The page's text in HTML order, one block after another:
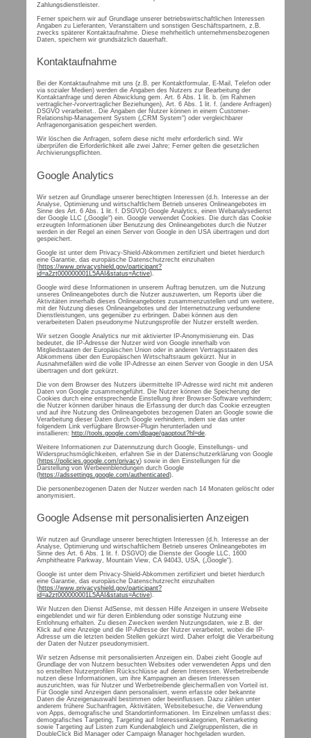
Zahlungsdienstleister.
Ferner speichern wir auf Grundlage unserer betriebswirtschaftlichen Interessen
Angaben zu Lieferanten, Veranstaltern und sonstigen Geschäftspartnern, z.B.
zwecks späterer Kontaktaufnahme. Diese mehrheitlich unternehmensbezogenen
Daten, speichern wir grundsätzlich dauerhaft.
Kontaktaufnahme
Bei der Kontaktaufnahme mit uns (z.B. per Kontaktformular, E-Mail, Telefon oder
via sozialer Medien) werden die Angaben des Nutzers zur Bearbeitung der
Kontaktanfrage und deren Abwicklung gem. Art. 6 Abs. 1 lit. b. (im Rahmen
vertraglicher-/vorvertraglicher Beziehungen), Art. 6 Abs. 1 lit. f. (andere Anfragen)
DSGVO verarbeitet.. Die Angaben der Nutzer können in einem Customer-
Relationship-Management System („CRM System“) oder vergleichbarer
Anfragenorganisation gespeichert werden.
Wir löschen die Anfragen, sofern diese nicht mehr erforderlich sind. Wir
überprüfen die Erforderlichkeit alle zwei Jahre; Ferner gelten die gesetzlichen
Archivierungspflichten.
Google Analytics
Wir setzen auf Grundlage unserer berechtigten Interessen (d.h. Interesse an der
Analyse, Optimierung und wirtschaftlichem Betrieb unseres Onlineangebotes im
Sinne des Art. 6 Abs. 1 lit. f. DSGVO) Google Analytics, einen Webanalysedienst
der Google LLC („Google“) ein. Google verwendet Cookies. Die durch das Cookie
erzeugten Informationen über Benutzung des Onlineangebotes durch die Nutzer
werden in der Regel an einen Server von Google in den USA übertragen und dort
gespeichert.
Google ist unter dem Privacy-Shield-Abkommen zertifiziert und bietet hierdurch
eine Garantie, das europäische Datenschutzrecht einzuhalten
(https://www.privacyshield.gov/participant?
id=a2zt000000001L5AAI&status=Active).
Google wird diese Informationen in unserem Auftrag benutzen, um die Nutzung
unseres Onlineangebotes durch die Nutzer auszuwerten, um Reports über die
Aktivitäten innerhalb dieses Onlineangebotes zusammenzustellen und um weitere,
mit der Nutzung dieses Onlineangebotes und der Internetnutzung verbundene
Dienstleistungen, uns gegenüber zu erbringen. Dabei können aus den
verarbeiteten Daten pseudonyme Nutzungsprofile der Nutzer erstellt werden.
Wir setzen Google Analytics nur mit aktivierter IP-Anonymisierung ein. Das
bedeutet, die IP-Adresse der Nutzer wird von Google innerhalb von
Mitgliedstaaten der Europäischen Union oder in anderen Vertragsstaaten des
Abkommens über den Europäischen Wirtschaftsraum gekürzt. Nur in
Ausnahmefällen wird die volle IP-Adresse an einen Server von Google in den USA
übertragen und dort gekürzt.
Die von dem Browser des Nutzers übermittelte IP-Adresse wird nicht mit anderen
Daten von Google zusammengeführt. Die Nutzer können die Speicherung der
Cookies durch eine entsprechende Einstellung ihrer Browser-Software verhindern;
die Nutzer können darüber hinaus die Erfassung der durch das Cookie erzeugten
und auf ihre Nutzung des Onlineangebotes bezogenen Daten an Google sowie die
Verarbeitung dieser Daten durch Google verhindern, indem sie das unter
folgendem Link verfügbare Browser-Plugin herunterladen und
installieren: http://tools.google.com/dlpage/gaoptout?hl=de.
Weitere Informationen zur Datennutzung durch Google, Einstellungs- und
Widerspruchsmöglichkeiten, erfahren Sie in der Datenschutzerklärung von Google
(https://policies.google.com/privacy) sowie in den Einstellungen für die
Darstellung von Werbeeinblendungen durch Google
(https://adssettings.google.com/authenticated).
Die personenbezogenen Daten der Nutzer werden nach 14 Monaten gelöscht oder
anonymisiert.
Google Adsense mit personalisierten Anzeigen
Wir nutzen auf Grundlage unserer berechtigten Interessen (d.h. Interesse an der
Analyse, Optimierung und wirtschaftlichem Betrieb unseres Onlineangebotes im
Sinne des Art. 6 Abs. 1 lit. f. DSGVO) die Dienste der Google LLC, 1600
Amphitheatre Parkway, Mountain View, CA 94043, USA, („Google“).
Google ist unter dem Privacy-Shield-Abkommen zertifiziert und bietet hierdurch
eine Garantie, das europäische Datenschutzrecht einzuhalten
(https://www.privacyshield.gov/participant?
id=a2zt000000001L5AAI&status=Active).
Wir Nutzen den Dienst AdSense, mit dessen Hilfe Anzeigen in unsere Webseite
eingeblendet und wir für deren Einblendung oder sonstige Nutzung eine
Entlohnung erhalten. Zu diesen Zwecken werden Nutzungsdaten, wie z.B. der
Klick auf eine Anzeige und die IP-Adresse der Nutzer verarbeitet, wobei die IP-
Adresse um die letzten beiden Stellen gekürzt wird. Daher erfolgt die Verarbeitung
der Daten der Nutzer pseudonymisiert.
Wir setzen Adsense mit personalisierten Anzeigen ein. Dabei zieht Google auf
Grundlage der von Nutzern besuchten Websites oder verwendeten Apps und den
so erstellten Nutzerprofilen Rückschlüsse auf deren Interessen. Werbetreibende
nutzen diese Informationen, um ihre Kampagnen an diesen Interessen
auszurichten, was für Nutzer und Werbetreibende gleichermaßen von Vorteil ist.
Für Google sind Anzeigen dann personalisiert, wenn erfasste oder bekannte
Daten die Anzeigenauswahl bestimmen oder beeinflussen. Dazu zählen unter
anderem frühere Suchanfragen, Aktivitäten, Websitebesuche, die Verwendung
von Apps, demografische und Standortinformationen. Im Einzelnen umfasst dies:
demografisches Targeting, Targeting auf Interessenkategorien, Remarketing
sowie Targeting auf Listen zum Kundenabgleich und Zielgruppenlisten, die in
DoubleClick Bid Manager oder Campaign Manager hochgeladen wurden.